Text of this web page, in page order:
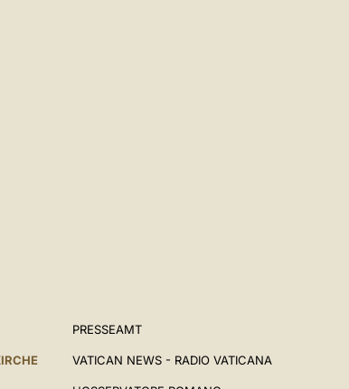
PRESSEAMT
VATICAN NEWS - RADIO VATICANA